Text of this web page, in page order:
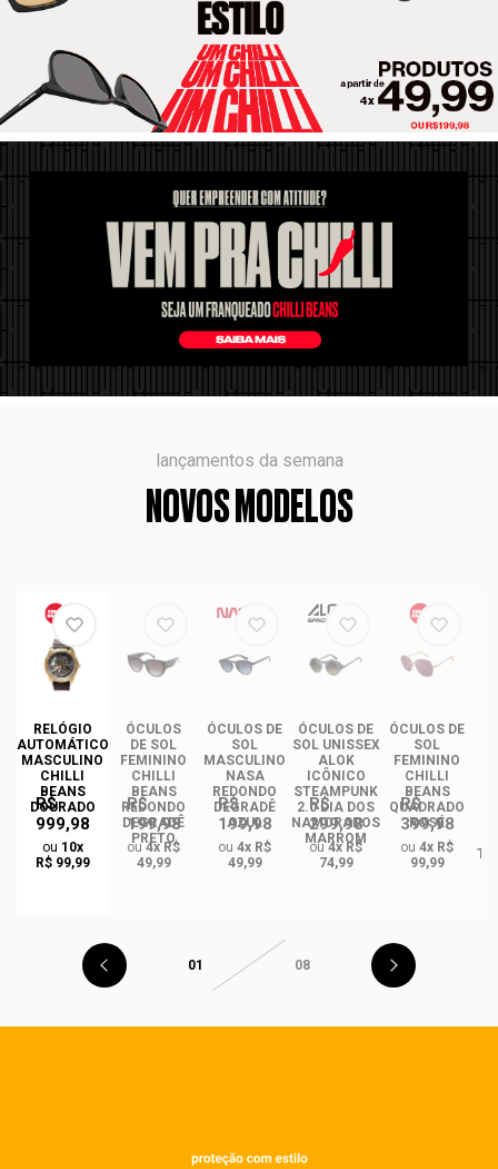
lançamentos da semana
NOVOS MODELOS
RELÓGIO
AUTOMÁTICO
MASCULINO
CHILLI
BEANS
DOURADO
R$
999,98
ou 10x
R$ 99,99
ÓCULOS
DE SOL
FEMININO
CHILLI
BEANS
REDONDO
DEGRADÊ
PRETO
R$
199,98
ou4x R$
49,99
ÓCULOS DE
SOL
MASCULINO
NASA
REDONDO
DEGRADÊ
AZUL
R$
199,98
ou 4x R$
49,99
ÓCULOS DE
SOL UNISSEX
ALOK
ICÔNICO
STEAMPUNK
2.0 DIA DOS
NAMORADOS
MARROM
R$
299,98
ou4x R$
74,99
ÓCULOS DE
SOL
FEMININO
CHILLI
BEANS
QUADRADO
ROSÉ
R$
399,98
ou 4x R$
99,99
01 08